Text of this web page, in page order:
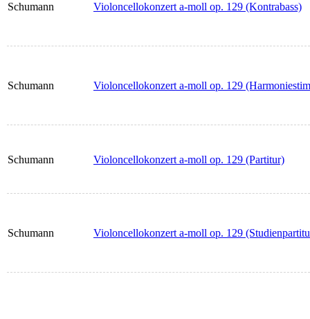
Schumann Violoncellokonzert a-moll op. 129 (Kontrabass)
Schumann Violoncellokonzert a-moll op. 129
Schumann Violoncellokonzert a-moll op. 129 (Partitur)
Schumann Violoncellokonzert a-moll op. 129